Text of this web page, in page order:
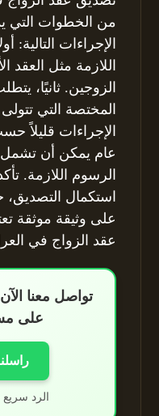
من الخطوات التي
الإجراءات التالية:
اللازمة مثل
الزوجين. ثانيًا،
المختصة التي
الإجراءات قليلاً
عام يمكن أن
الرسوم اللازمة.
استكمال
على وثيقة موثقة
عقد الزواج في
تواصل معنا
على
الرد